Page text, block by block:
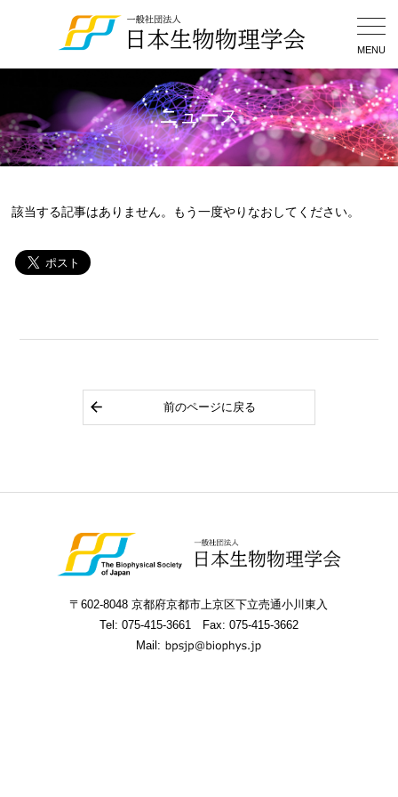
MENU
ニュース
該当する記事はありません。もう一度やりなおしてください。
前のページに戻る
〒602-8048 京都府京都市上京区下立売通小川東入
Tel: 075-415-3661
Fax: 075-415-3662
Mail: